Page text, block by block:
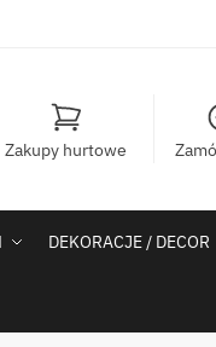
Zakupy hurtowe
DEKORACJE / DECOR